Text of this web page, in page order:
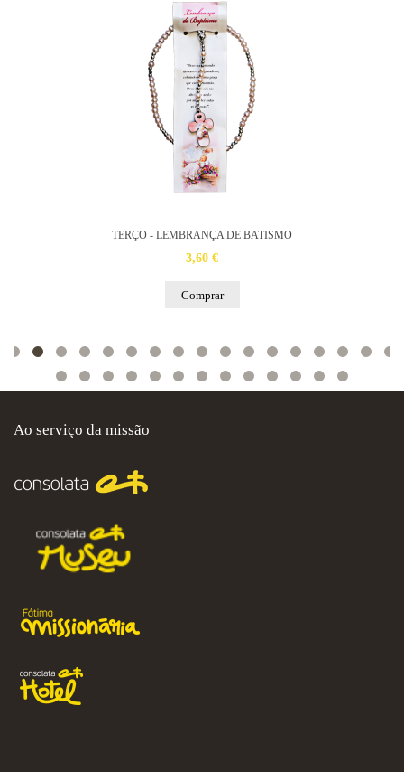
TERÇO - LEMBRANÇA DE BATISMO
3,60 €
Comprar
Ao serviço da missão